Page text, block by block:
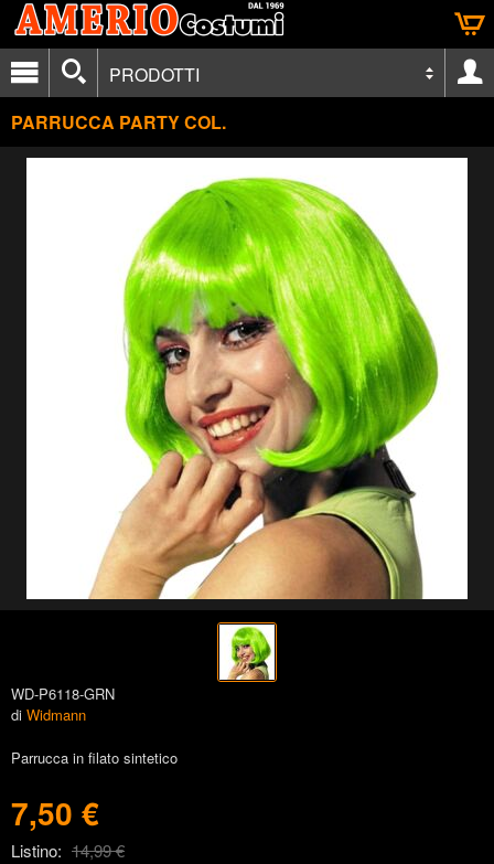
PRODOTTI
PARRUCCA PARTY COL.
WD-P6118-GRN
di Widmann
Parrucca in filato sintetico
7,50 €
Listino: 14,99 €